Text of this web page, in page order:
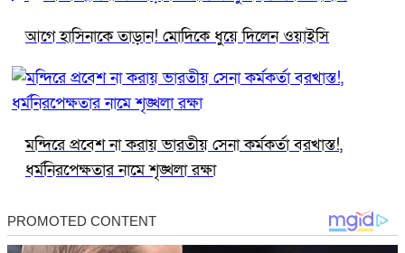
আগে হাসিনাকে তাড়ান! মোদিকে ধুয়ে দিলেন ওয়াইসি
মন্দিরে প্রবেশ না করায় ভারতীয় সেনা কর্মকর্তা বরখাস্ত!,
ধর্মনিরপেক্ষতার নামে শৃঙ্খলা রক্ষা